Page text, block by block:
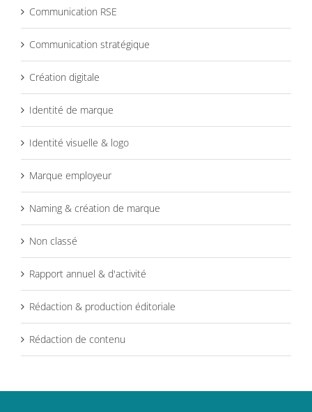
Communication RSE
Communication stratégique
Création digitale
Identité de marque
Identité visuelle & logo
Marque employeur
Naming & création de marque
Non classé
Rapport annuel & d'activité
Rédaction & production éditoriale
Rédaction de contenu